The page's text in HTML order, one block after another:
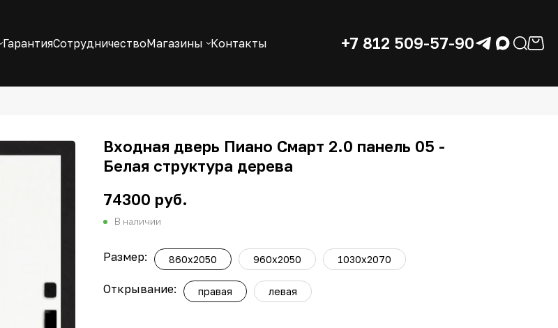
ГарантияСотрудничествоМагазины Контакты +7 812 509-57-90
Входная дверь Пиано Смарт 2.0 панель 05 -
Белая структура дерева
74300 руб.
В наличии
Размер: 860х2050 960х2050 1030х2070
Открывание: правая левая